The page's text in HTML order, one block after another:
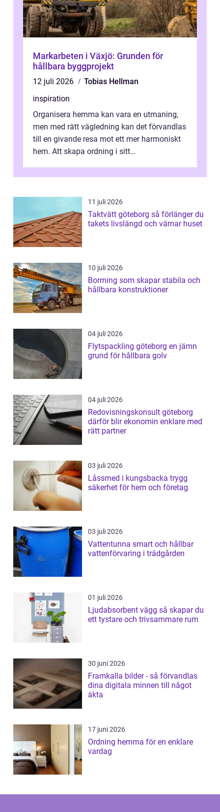
Markarbeten i Växjö: Grunden för
hållbara byggprojekt
12 juli 2026
Tobias Hellman
inspiration
Organisera hemma kan vara en utmaning,
men med rätt vägledning kan det förvandlas
till en givande resa mot ett mer harmoniskt
hem. Att skapa ordning i sitt
11 juli 2026
Taktvätt göteborg så förlänger du
takets livslängd och värnar huset
10 juli 2026
Borrning som skapar stabila och
hållbara konstruktioner
04 juli 2026
Flytspackling göteborg en jämn
grund för hållbara golv
04 juli 2026
Redovisningskonsult göteborg
därför blir ekonomin enklare med
rätt partner
03 juli 2026
Låssmed i kungsbacka trygg
säkerhet för hem och företag
03 juli 2026
Vattentunna smart och hållbar
vattenförvaring i trädgården
01 juli 2026
Ljudabsorbent vägg så skapar du
ett tystare och trivsammare rum
30 juni 2026
Framkalla bilder - så förvandlas
dina digitala minnen till något
äkta
17 juni 2026
Ordning hemma för en enklare
vardag